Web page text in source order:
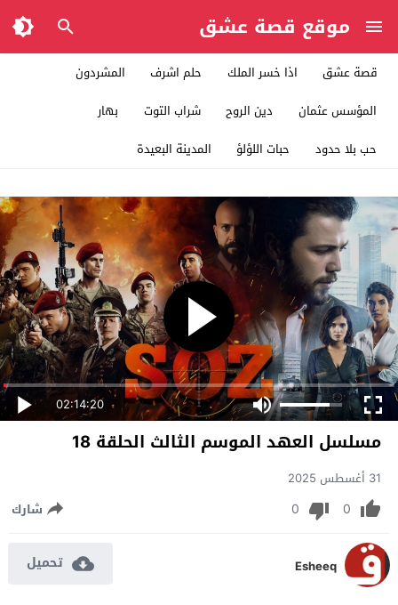
موقع قصة عشق
قصة عشق اذا خسر الملك حلم اشرف
المشردون
المؤسس عثمان
دين الروح شراب التوت
بهار
حب بلا حدود
حبات اللؤلؤ المدينة البعيدة
02:14:20
مسلسل العهد الموسم الثالث الحلقة 18
31 أغسطس 2025
0
0 شارك
Esheeq تحميل